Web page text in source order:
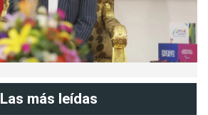
Las más leídas